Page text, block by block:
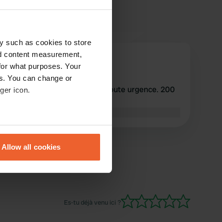
such as cookies to store
content measurement,
what purposes. Your
You can change or
icon.
meters
Allow all cookies
Remane
mai 2026
Le prix doit être modifié de toute urgence. 200
Es-tu déjà venu ici ?